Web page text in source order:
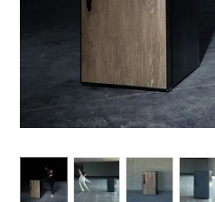
ライト・シーリングファン
アクセサリー・消耗品
アウトレット